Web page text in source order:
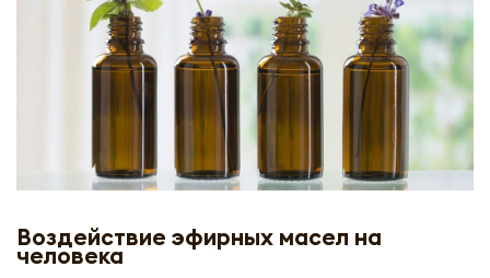
Воздействие эфирных масел на
человека